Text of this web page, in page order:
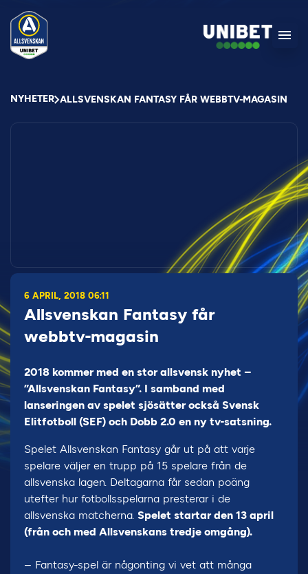
NYHETER ALLSVENSKAN FANTASY FÅR WEBBTV-MAGASIN
6 APRIL, 2018 06:11
Allsvenskan Fantasy får
webbtv-magasin
2018 kommer med en stor allsvensk nyhet –
”Allsvenskan Fantasy”. I samband med
lanseringen av spelet sjösätter också Svensk
Elitfotboll (SEF) och Dobb 2.0 en ny tv-satsning.
Spelet Allsvenskan Fantasy går ut på att varje
spelare väljer en trupp på 15 spelare från de
allsvenska lagen. Deltagarna får sedan poäng
utefter hur fotbollsspelarna presterar i de
allsvenska matcherna. Spelet startar den 13 april
(från och med Allsvenskans tredje omgång).
– Fantasy-spel är någonting vi vet att många